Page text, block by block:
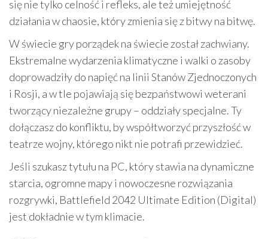
się nie tylko celność i refleks, ale też umiejętność
działania w chaosie, który zmienia się z bitwy na bitwę.
W świecie gry porządek na świecie został zachwiany.
Ekstremalne wydarzenia klimatyczne i walki o zasoby
doprowadziły do napięć na linii Stanów Zjednoczonych
i Rosji, a w tle pojawiają się bezpaństwowi weterani
tworzący niezależne grupy – oddziały specjalne. Ty
dołączasz do konfliktu, by współtworzyć przyszłość w
teatrze wojny, którego nikt nie potrafi przewidzieć.
Jeśli szukasz tytułu na PC, który stawia na dynamiczne
starcia, ogromne mapy i nowoczesne rozwiązania
rozgrywki, Battlefield 2042 Ultimate Edition (Digital)
jest dokładnie w tym klimacie.